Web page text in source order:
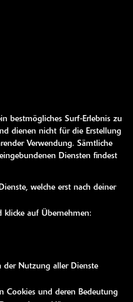
bestmögliches Surf-Erlebnis zu
dienen nicht für die Erstellung
Verwendung. Sämtliche
Diensten findest
welche erst nach deiner
klicke auf Übernehmen:
der Nutzung aller Dienste
Cookies und deren Bedeutung